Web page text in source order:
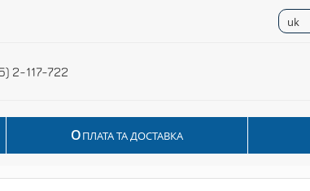
uk
2-117-722
ОПЛАТА ТА ДОСТАВКА